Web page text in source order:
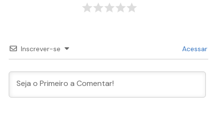
Inscrever-se Acessar